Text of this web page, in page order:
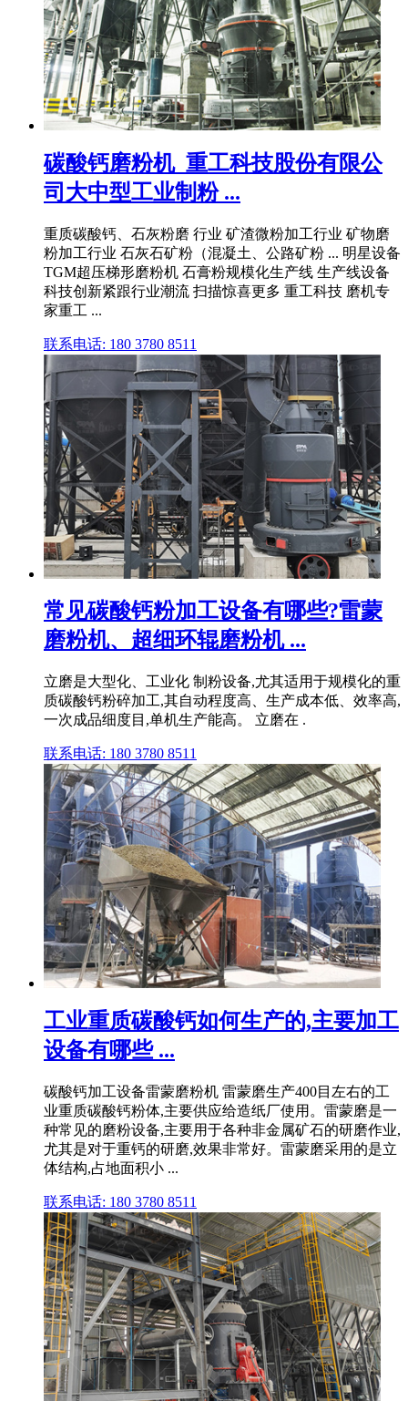
碳酸钙磨粉机_重工科技股份有限公
司大中型工业制粉 ...
重质碳酸钙、石灰粉磨 行业 矿渣微粉加工行业 矿物磨
粉加工行业 石灰石矿粉（混凝土、公路矿粉 ... 明星设备
TGM超压梯形磨粉机 石膏粉规模化生产线 生产线设备
科技创新紧跟行业潮流 扫描惊喜更多 重工科技 磨机专
家重工 ...
联系电话: 180 3780 8511
常见碳酸钙粉加工设备有哪些?雷蒙
磨粉机、超细环辊磨粉机 ...
立磨是大型化、工业化 制粉设备,尤其适用于规模化的重
质碳酸钙粉碎加工,其自动程度高、生产成本低、效率高,
一次成品细度目,单机生产能高。 立磨在 .
联系电话: 180 3780 8511
工业重质碳酸钙如何生产的,主要加工
设备有哪些 ...
碳酸钙加工设备雷蒙磨粉机 雷蒙磨生产400目左右的工
业重质碳酸钙粉体,主要供应给造纸厂使用。雷蒙磨是一
种常见的磨粉设备,主要用于各种非金属矿石的研磨作业,
尤其是对于重钙的研磨,效果非常好。雷蒙磨采用的是立
体结构,占地面积小 ...
联系电话: 180 3780 8511